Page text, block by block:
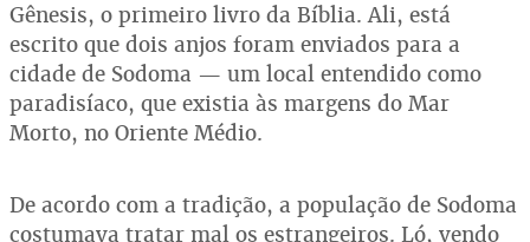
Gênesis, o primeiro livro da Bíblia. Ali, está
escrito que dois anjos foram enviados para a
cidade de Sodoma — um local entendido como
paradisíaco, que existia às margens do Mar
Morto, no Oriente Médio.
De acordo com a tradição, a população de Sodoma
costumava tratar mal os estrangeiros. Ló, vendo